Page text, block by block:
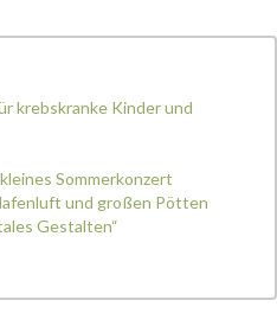
krebskranke Kinder und
Sommerkonzert
und großen Pötten
Gestalten“